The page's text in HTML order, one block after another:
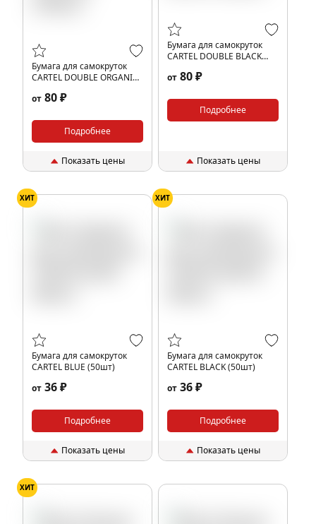
Бумага для самокруток
CARTEL DOUBLE ORGANIC
от 80 ₽
Подробнее
Показать цены
Бумага для самокруток
CARTEL DOUBLE BLACK
от 80 ₽
Подробнее
Показать цены
ХИТ
Бумага для самокруток
CARTEL BLUE (50шт)
от 36 ₽
Подробнее
Показать цены
ХИТ
Бумага для самокруток
CARTEL BLACK (50шт)
от 36 ₽
Подробнее
Показать цены
ХИТ